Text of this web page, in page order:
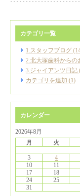
カテゴリ一覧
1.スタッフブログ
2.北大塚歯科からの
3.ジャイアンツ日記
カテゴリを追加 (1)
カレンダー
2026年8月
月
火
3
4
10
11
17
18
24
25
31